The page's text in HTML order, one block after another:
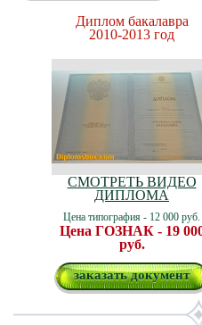
Диплом бакалавра
2010-2013 год
СМОТРЕТЬ ВИДЕО
ДИПЛОМА
Цена типография - 12 000 руб.
Цена ГОЗНАК - 19
руб.
заказать документ